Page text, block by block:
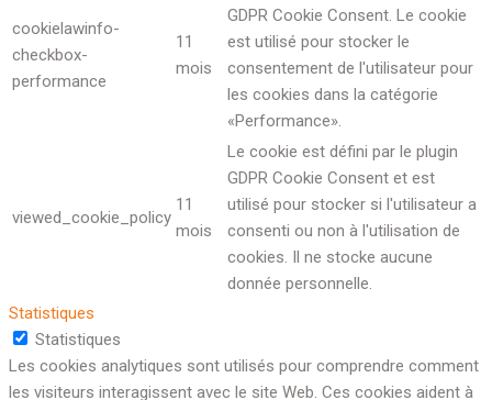
cookielawinfo-
checkbox-
performance
11
mois
GDPR Cookie Consent. Le cookie
est utilisé pour stocker le
consentement de l'utilisateur pour
les cookies dans la catégorie
«Performance».
viewed_cookie_policy
11
mois
Le cookie est défini par le plugin
GDPR Cookie Consent et est
utilisé pour stocker si l'utilisateur a
consenti ou non à l'utilisation de
cookies. Il ne stocke aucune
donnée personnelle.
Statistiques
Statistiques
Les cookies analytiques sont utilisés pour comprendre comment
les visiteurs interagissent avec le site Web. Ces cookies aident à